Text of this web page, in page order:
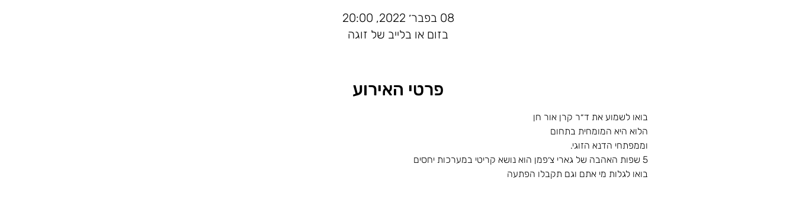
08 בפבר׳ 2022, 20:00
בזום או בלייב של זוגה
פרטי האירוע
בואו לשמוע את ד״ר קרן אור חן
הלוא היא המומחית בתחום
וממפתחי הדנא הזוגי.
5 שפות האהבה של גארי צ׳פמן הוא נושא קריטי במערכות יחסים
בואו לגלות מי אתם וגם תקבלו הפתעה